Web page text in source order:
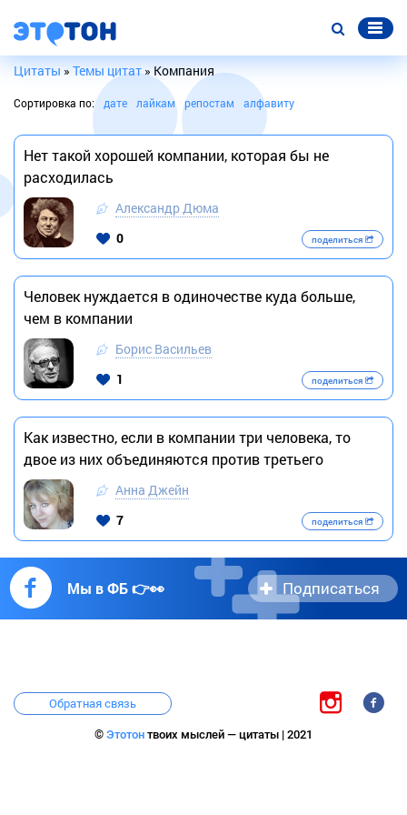
Цитаты » Темы цитат» Компания
Сортировка по: дате лайкам репостам алфавиту
Нет такой хорошей компании, которая бы не
расходилась
Александр Дюма
0
поделиться
Человек нуждается в одиночестве куда больше,
чем в компании
Борис Васильев
1
поделиться
Как известно, если в компании три человека, то
двое из них объединяются против третьего
Анна Джейн
7
поделиться
Мы в ФБ 👉👀 Подписаться
Обратная связь
© Этотон твоих мыслей — цитаты | 2021